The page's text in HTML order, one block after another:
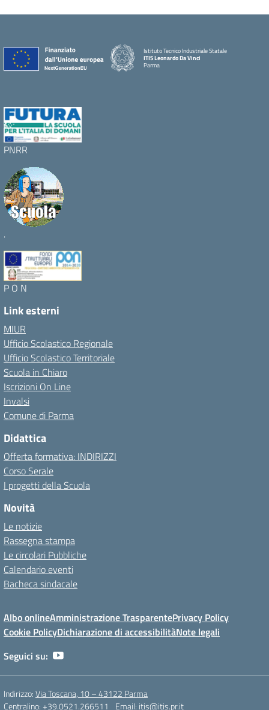
Istituto Tecnico Industriale Statale
ITIS Leonardo Da Vinci
Parma
PNRR
.
P O N
Link esterni
MIUR
Ufficio Scolastico Regionale
Ufficio Scolastico Territoriale
Scuola in Chiaro
Iscrizioni On Line
Invalsi
Comune di Parma
Didattica
Offerta formativa: INDIRIZZI
Corso Serale
I progetti della Scuola
Novità
Le notizie
Rassegna stampa
Le circolari Pubbliche
Calendario eventi
Bacheca sindacale
Albo onlineAmministrazione TrasparentePrivacy Policy
Cookie PolicyDichiarazione di accessibilitàNote legali
Seguici su:
Indirizzo:Via Toscana, 10 – 43122 Parma
Centralino:+39.0521.266511 Email: itis@itis.pr.it